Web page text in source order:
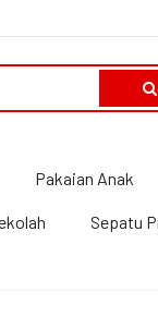
Pakaian Anak
Sepatu